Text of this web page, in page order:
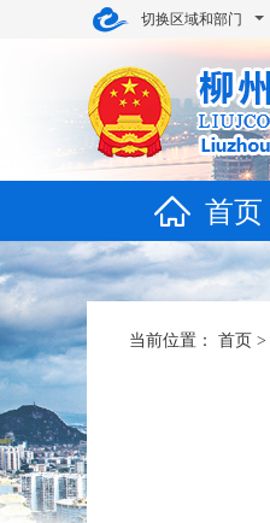
切换区域和部门
首页
当前位置： 首页 >